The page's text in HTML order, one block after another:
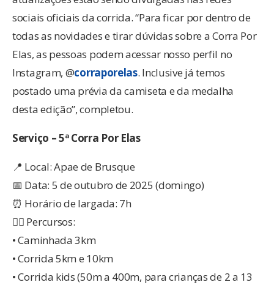
sociais oficiais da corrida. “Para ficar por dentro de
todas as novidades e tirar dúvidas sobre a Corra Por
Elas, as pessoas podem acessar nosso perfil no
Instagram, @corraporelas. Inclusive já temos
postado uma prévia da camiseta e da medalha
desta edição”, completou.
Serviço – 5ª Corra Por Elas
📍 Local: Apae de Brusque
📅 Data: 5 de outubro de 2025 (domingo)
⏰ Horário de largada: 7h
🏃‍♀️ Percursos:
• Caminhada 3km
• Corrida 5km e 10km
• Corrida kids (50m a 400m, para crianças de 2 a 13